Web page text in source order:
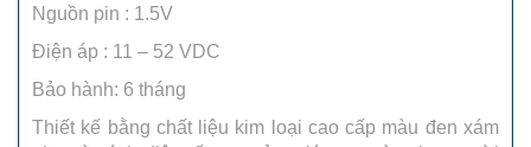
Nguồn pin : 1.5V
Điện áp : 11 – 52 VDC
Bảo hành: 6 tháng
Thiết kế bằng chất liệu kim loại cao cấp màu đen xám